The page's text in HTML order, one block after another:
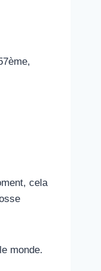
cela
monde.